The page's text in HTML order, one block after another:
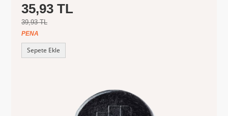
35,93 TL
39,93 TL
PENA
Sepete Ekle